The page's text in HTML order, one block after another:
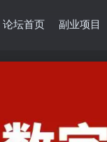
论坛首页 副业项目